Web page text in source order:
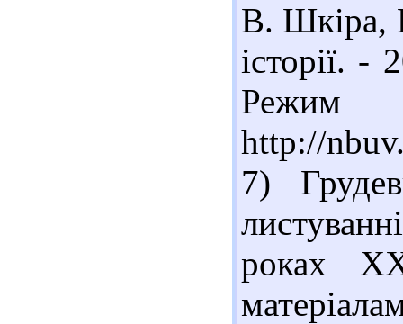
В. Шкіра,
історії.
http://
7)
роках